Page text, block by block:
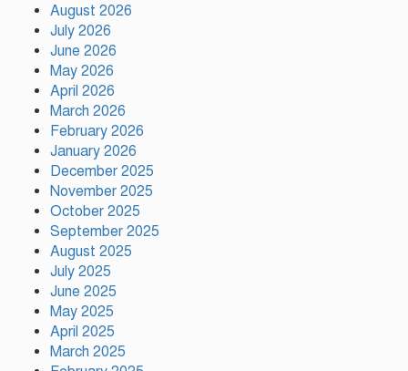
সম্প্রীতির উজ্জ্বল দৃষ্টান্ত আউচপাড়ায়!
August 2026
July 2026
June 2026
May 2026
April 2026
March 2026
February 2026
January 2026
December 2025
November 2025
October 2025
September 2025
August 2025
July 2025
June 2025
May 2025
April 2025
March 2025